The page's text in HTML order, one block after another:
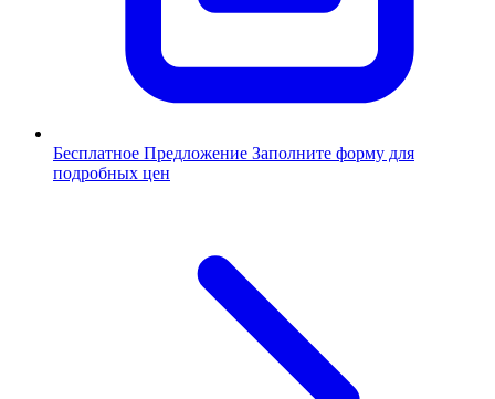
Бесплатное Предложение Заполните форму для
подробных цен